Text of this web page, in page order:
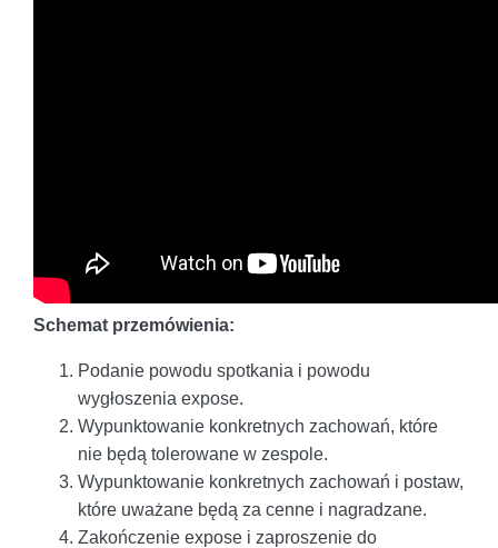
Schemat przemówienia:
Podanie powodu spotkania i powodu
wygłoszenia expose.
Wypunktowanie konkretnych zachowań, które
nie będą tolerowane w zespole.
Wypunktowanie konkretnych zachowań i postaw,
które uważane będą za cenne i nagradzane.
Zakończenie expose i zaproszenie do